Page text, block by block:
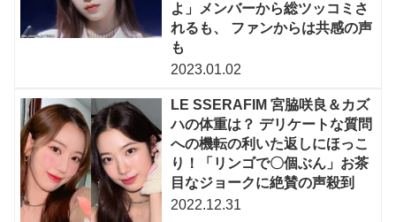
よ」メンバーから総ツッコミさ
れるも、 ファンからは共感の声
も
2023.01.02
LE SSERAFIM 宮脇咲良＆カズ
ハの体重は？ デリケートな質問
への機転の利いた返しにほっこ
り！「リンゴで〇個ぶん」お茶
目なジョークに絶賛の声殺到
2022.12.31